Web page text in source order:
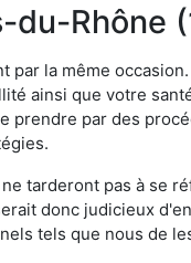
du-Rhône
par la même
ainsi que votre
par des
tarderont pas à se
donc judicieux
tels que nous de